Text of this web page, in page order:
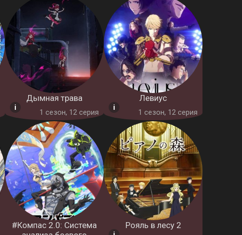
Дымная трава
1 cезон, 12 серия
Левиус
1 cезон, 12 серия
#Компас 2.0: Система
Рояль в лесу 2